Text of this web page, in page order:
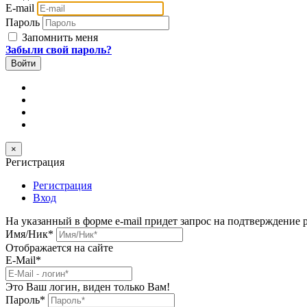
E-mail
Пароль
Запомнить меня
Забыли свой пароль?
×
Регистрация
Регистрация
Вход
На указанный в форме e-mail придет запрос на подтверждение
Имя/Ник*
Отображается на сайте
E-Mail*
Это Ваш логин, виден только Вам!
Пароль*